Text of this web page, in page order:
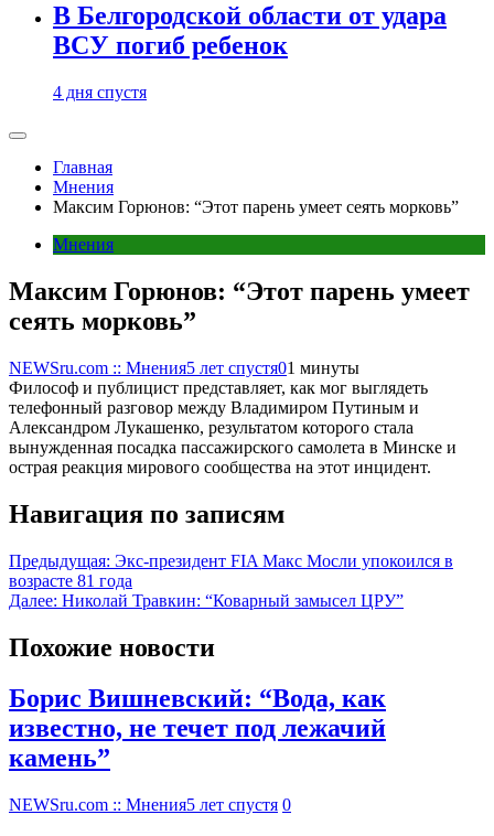
В Белгородской области от удара
ВСУ погиб ребенок
4 дня спустя
Главная
Мнения
Максим Горюнов: “Этот парень умеет сеять морковь”
Мнения
Максим Горюнов: “Этот парень умеет
сеять морковь”
NEWSru.com :: Мнения5 лет спустя01 минуты
Философ и публицист представляет, как мог выглядеть
телефонный разговор между Владимиром Путиным и
Александром Лукашенко, результатом которого стала
вынужденная посадка пассажирского самолета в Минске и
острая реакция мирового сообщества на этот инцидент.
Навигация по записям
Предыдущая: Экс-президент FIA Макс Мосли упокоился в
возрасте 81 года
Далее: Николай Травкин: “Коварный замысел ЦРУ”
Похожие новости
Борис Вишневский: “Вода, как
известно, не течет под лежачий
камень”
NEWSru.com :: Мнения5 лет спустя 0